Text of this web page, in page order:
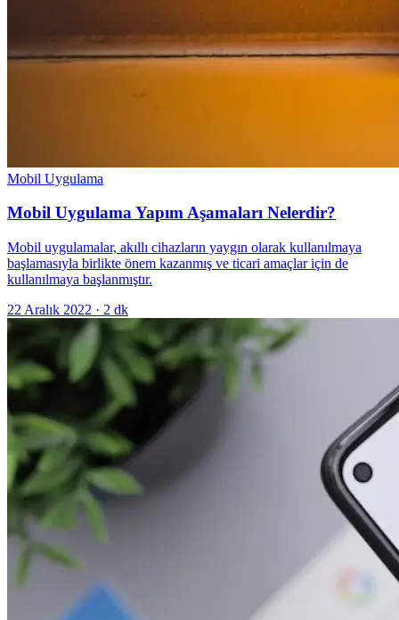
Mobil Uygulama
Mobil Uygulama Yapım Aşamaları Nelerdir?
Mobil uygulamalar, akıllı cihazların yaygın olarak kullanılmaya
başlamasıyla birlikte önem kazanmış ve ticari amaçlar için de
kullanılmaya başlanmıştır.
22 Aralık 2022 · 2 dk